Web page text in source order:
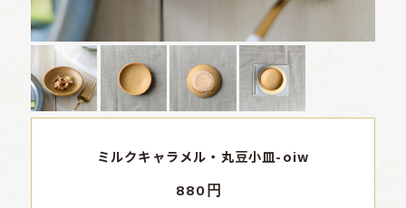
ミルクキャラメル・丸豆小皿-oiw
880円